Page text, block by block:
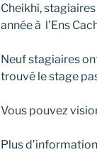
Cheikhi,
année à l’Ens
Neuf stagiaires
trouvé le stage
Vous pouvez
Plus